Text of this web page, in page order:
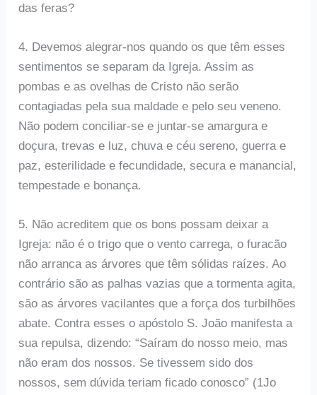
das feras?
4. Devemos alegrar-nos quando os que têm esses
sentimentos se separam da Igreja. Assim as
pombas e as ovelhas de Cristo não serão
contagiadas pela sua maldade e pelo seu veneno.
Não podem conciliar-se e juntar-se amargura e
doçura, trevas e luz, chuva e céu sereno, guerra e
paz, esterilidade e fecundidade, secura e manancial,
tempestade e bonança.
5. Não acreditem que os bons possam deixar a
Igreja: não é o trigo que o vento carrega, o furacão
não arranca as árvores que têm sólidas raízes. Ao
contrário são as palhas vazias que a tormenta agita,
são as árvores vacilantes que a força dos turbilhões
abate. Contra esses o apóstolo S. João manifesta a
sua repulsa, dizendo: “Saíram do nosso meio, mas
não eram dos nossos. Se tivessem sido dos
nossos, sem dúvida teriam ficado conosco” (1Jo